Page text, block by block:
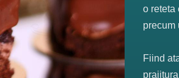
o reteta
precum
Fiind